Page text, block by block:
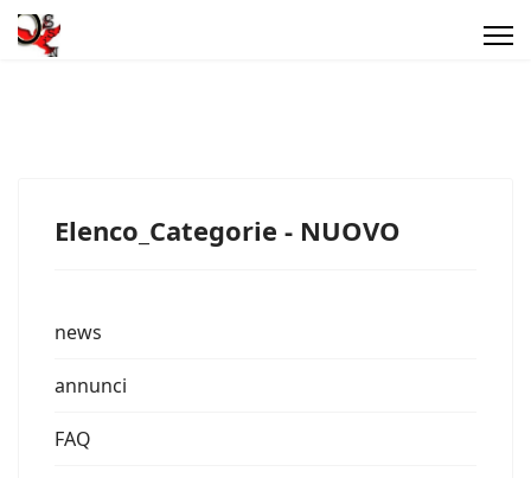
Elenco_Categorie - NUOVO
news
annunci
FAQ